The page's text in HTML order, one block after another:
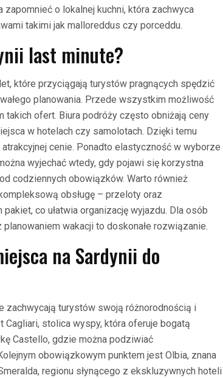
o lokalnej kuchni, która zachwyca
takimi jak malloreddus czy porceddu.
last minute?
które przyciągają turystów pragnących spędzić
planowania. Przede wszystkim możliwość
ofert. Biura podróży często obniżają ceny
w hotelach czy samolotach. Dzięki temu
cenie. Ponadto elastyczność w wyborze
wyjechać wtedy, gdy pojawi się korzystna
codziennych obowiązków. Warto również
obsługę – przeloty oraz
co ułatwia organizację wyjazdu. Dla osób
wakacji to doskonałe rozwiązanie.
na Sardynii do
zachwycają turystów swoją różnorodnością i
stolica wyspy, która oferuje bogatą
Castello, gdzie można podziwiać
obowiązkowym punktem jest Olbia, znana
regionu słynącego z ekskluzywnych hoteli